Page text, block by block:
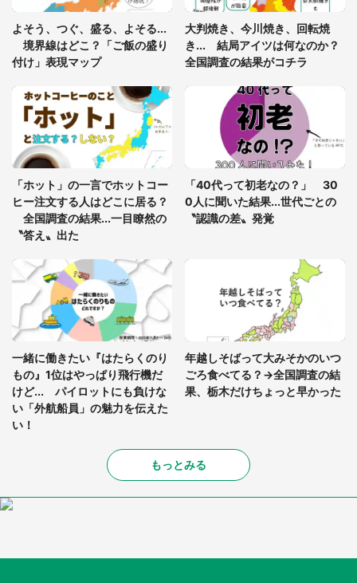
グっちゃってた〝野生の野菜〟に6.5万人戦慄
「○○がない街に住んでいます」住人の呟きに30万
人驚がく 何が存在しないか、あなたはわかる？
「修学旅行に途中参加する娘を送って行ったら、真
っ暗な道で遭難状態。なんとか見つけた民家に助け
を求めると、住人の男性が...」
よそう、つぐ、盛る、よそる...
境界線はどこ？「ご飯の盛り
付け」表現マップ
大判焼き、今川焼き、回転焼
き... 結局アイツは何なのか？
全国調査の結果がコチラ
「ホット」の一言でホットコー
ヒー注文する人はどこに居る？
全国調査の結果...一目瞭然の
〝答え〟出た
「40代って初老なの？」 30
0人に聞いた結果...世代ごとの
〝認識の差〟発覚
一緒に働きたい『はたらくのり
もの』1位はやっぱり飛行機だ
けど... パイロットにも負けな
い「外航船員」の魅力を伝えた
い！
年越しそばって大みそかのいつ
ごろ食べてる？→全国調査の結
果、栃木だけちょっと早かった
もっとみる